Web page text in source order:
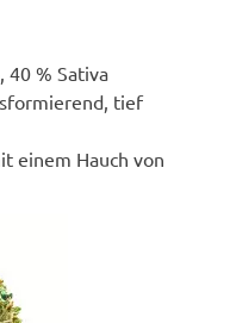
40 % Sativa
tief
einem Hauch von